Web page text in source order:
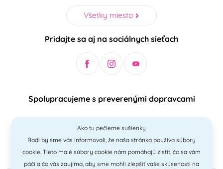
Všetky miesta
Pridajte sa aj na sociálnych sieťach
Spolupracujeme s preverenými dopravcami
Bezpečný a jednoduchý spôsob platieb
Ako tu pečieme sušienky
Radi by sme vás informovali, že naša stránka používa súbory
cookie. Tieto malé súbory cookie nám pomáhajú zistiť, čo sa vám
páči a čo vás zaujíma, aby sme mohli zlepšiť vaše skúsenosti na